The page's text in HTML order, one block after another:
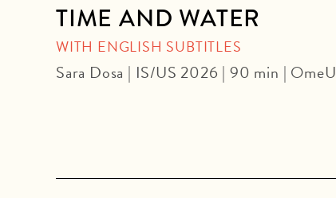
TIME AND WATER
WITH ENGLISH SUBTITLES
Sara Dosa | IS/US 2026 | 90 min | OmeU